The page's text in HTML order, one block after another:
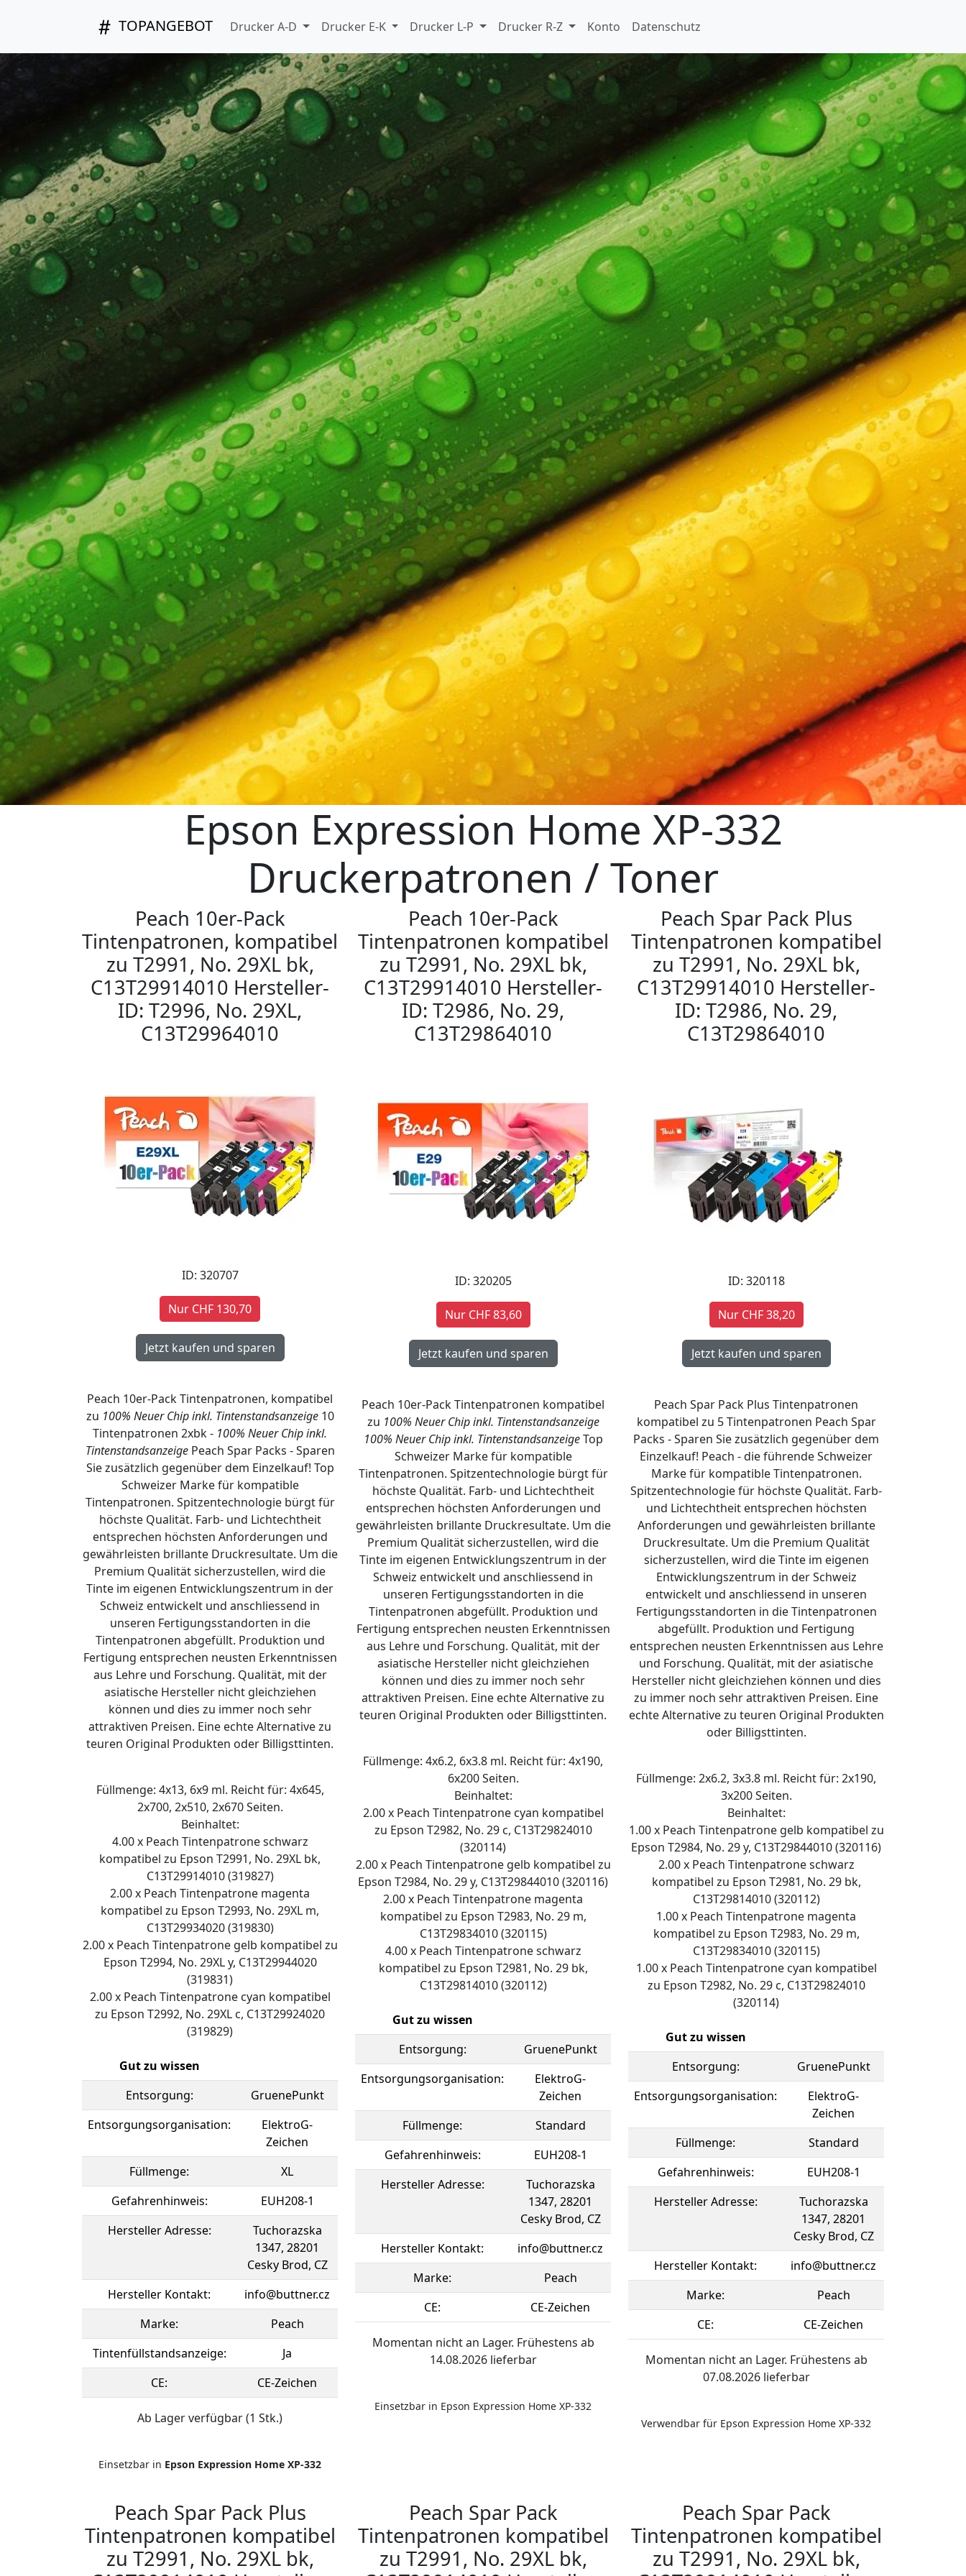
TOPANGEBOT Drucker A-D Drucker E-K Drucker L-P Drucker R-Z Konto Datenschutz
Epson Expression Home XP-332
Druckerpatronen / Toner
Peach 10er-Pack
Tintenpatronen, kompatibel
zu T2991, No. 29XL bk,
C13T29914010 Hersteller-
ID: T2996, No. 29XL,
C13T29964010
ID: 320707
Nur CHF 130,70
Peach 10er-Pack Tintenpatronen, kompatibel
zu 100% Neuer Chip inkl. Tintenstandsanzeige10
Tintenpatronen 2xbk - 100% Neuer Chip inkl.
TintenstandsanzeigePeach Spar Packs - Sparen
Sie zusätzlich gegenüber dem Einzelkauf! Top
Schweizer Marke für kompatible
Tintenpatronen. Spitzentechnologie bürgt für
höchste Qualität. Farb- und Lichtechtheit
entsprechen höchsten Anforderungen und
gewährleisten brillante Druckresultate. Um die
Premium Qualität sicherzustellen, wird die
Tinte im eigenen Entwicklungszentrum in der
Schweiz entwickelt und anschliessend in
unseren Fertigungsstandorten in die
Tintenpatronen abgefüllt. Produktion und
Fertigung entsprechen neusten Erkenntnissen
aus Lehre und Forschung. Qualität, mit der
asiatische Hersteller nicht gleichziehen
können und dies zu immer noch sehr
attraktiven Preisen. Eine echte Alternative zu
teuren Original Produkten oder Billigsttinten.
Füllmenge: 4x13, 6x9 ml. Reicht für: 4x645,
2x700, 2x510, 2x670 Seiten.
Beinhaltet:
4.00 x Peach Tintenpatrone schwarz
kompatibel zu Epson T2991, No. 29XL bk,
C13T29914010 (319827)
2.00 x Peach Tintenpatrone magenta
kompatibel zu Epson T2993, No. 29XL m,
C13T29934020 (319830)
2.00 x Peach Tintenpatrone gelb kompatibel zu
Epson T2994, No. 29XL y, C13T29944020
(319831)
2.00 x Peach Tintenpatrone cyan kompatibel
zu Epson T2992, No. 29XL c, C13T29924020
(319829)
Gut zu wissen
Entsorgung:
GruenePunkt
Entsorgungsorganisation:
ElektroG-
Zeichen
Füllmenge:
XL
Gefahrenhinweis:
EUH208-1
Hersteller Adresse:
Tuchorazska
1347, 28201
Cesky Brod, CZ
Hersteller Kontakt:
info@buttner.cz
Marke:
Peach
Tintenfüllstandsanzeige:
Ja
CE:
CE-Zeichen
Ab Lager verfügbar (1 Stk.)
Einsetzbar in Epson Expression Home XP-332
Peach 10er-Pack
Tintenpatronen kompatibel
zu T2991, No. 29XL bk,
C13T29914010 Hersteller-
ID: T2986, No. 29,
C13T29864010
ID: 320205
Nur CHF 83,60
Peach 10er-Pack Tintenpatronen kompatibel
zu 100% Neuer Chip inkl. Tintenstandsanzeige
100% Neuer Chip inkl. TintenstandsanzeigeTop
Schweizer Marke für kompatible
Tintenpatronen. Spitzentechnologie bürgt für
höchste Qualität. Farb- und Lichtechtheit
entsprechen höchsten Anforderungen und
gewährleisten brillante Druckresultate. Um die
Premium Qualität sicherzustellen, wird die
Tinte im eigenen Entwicklungszentrum in der
Schweiz entwickelt und anschliessend in
unseren Fertigungsstandorten in die
Tintenpatronen abgefüllt. Produktion und
Fertigung entsprechen neusten Erkenntnissen
aus Lehre und Forschung. Qualität, mit der
asiatische Hersteller nicht gleichziehen
können und dies zu immer noch sehr
attraktiven Preisen. Eine echte Alternative zu
teuren Original Produkten oder Billigsttinten.
Füllmenge: 4x6.2, 6x3.8 ml. Reicht für: 4x190,
6x200 Seiten.
Beinhaltet:
2.00 x Peach Tintenpatrone cyan kompatibel
zu Epson T2982, No. 29 c, C13T29824010
(320114)
2.00 x Peach Tintenpatrone gelb kompatibel zu
Epson T2984, No. 29 y, C13T29844010 (320116)
2.00 x Peach Tintenpatrone magenta
kompatibel zu Epson T2983, No. 29 m,
C13T29834010 (320115)
4.00 x Peach Tintenpatrone schwarz
kompatibel zu Epson T2981, No. 29 bk,
C13T29814010 (320112)
Gut zu wissen
Entsorgung:
GruenePunkt
Entsorgungsorganisation:
ElektroG-
Zeichen
Füllmenge:
Standard
Gefahrenhinweis:
EUH208-1
Hersteller Adresse:
Tuchorazska
1347, 28201
Cesky Brod, CZ
Hersteller Kontakt:
info@buttner.cz
Marke:
Peach
CE:
CE-Zeichen
Momentan nicht an Lager. Frühestens ab
14.08.2026 lieferbar
Einsetzbar in Epson Expression Home XP-332
Peach Spar Pack Plus
Tintenpatronen kompatibel
zu T2991, No. 29XL bk,
C13T29914010 Hersteller-
ID: T2986, No. 29,
C13T29864010
ID: 320118
Nur CHF 38,20
Peach Spar Pack Plus Tintenpatronen
kompatibel zu 5 Tintenpatronen Peach Spar
Packs - Sparen Sie zusätzlich gegenüber dem
Einzelkauf! Peach - die führende Schweizer
Marke für kompatible Tintenpatronen.
Spitzentechnologie für höchste Qualität. Farb-
und Lichtechtheit entsprechen höchsten
Anforderungen und gewährleisten brillante
Druckresultate. Um die Premium Qualität
sicherzustellen, wird die Tinte im eigenen
Entwicklungszentrum in der Schweiz
entwickelt und anschliessend in unseren
Fertigungsstandorten in die Tintenpatronen
abgefüllt. Produktion und Fertigung
entsprechen neusten Erkenntnissen aus Lehre
und Forschung. Qualität, mit der asiatische
Hersteller nicht gleichziehen können und dies
zu immer noch sehr attraktiven Preisen. Eine
echte Alternative zu teuren Original Produkten
oder Billigsttinten.
Füllmenge: 2x6.2, 3x3.8 ml. Reicht für: 2x190,
3x200 Seiten.
Beinhaltet:
1.00 x Peach Tintenpatrone gelb kompatibel zu
Epson T2984, No. 29 y, C13T29844010 (320116)
2.00 x Peach Tintenpatrone schwarz
kompatibel zu Epson T2981, No. 29 bk,
C13T29814010 (320112)
1.00 x Peach Tintenpatrone magenta
kompatibel zu Epson T2983, No. 29 m,
C13T29834010 (320115)
1.00 x Peach Tintenpatrone cyan kompatibel
zu Epson T2982, No. 29 c, C13T29824010
(320114)
Gut zu wissen
Entsorgung:
GruenePunkt
Entsorgungsorganisation:
ElektroG-
Zeichen
Füllmenge:
Standard
Gefahrenhinweis:
EUH208-1
Hersteller Adresse:
Tuchorazska
1347, 28201
Cesky Brod, CZ
Hersteller Kontakt:
info@buttner.cz
Marke:
Peach
CE:
CE-Zeichen
Momentan nicht an Lager. Frühestens ab
07.08.2026 lieferbar
Verwendbar für Epson Expression Home XP-332
Peach Spar Pack Plus
Tintenpatronen kompatibel
zu T2991, No. 29XL bk,
Peach Spar Pack
Tintenpatronen kompatibel
zu T2991, No. 29XL bk,
Peach Spar Pack
Tintenpatronen kompatibel
zu T2991, No. 29XL bk,